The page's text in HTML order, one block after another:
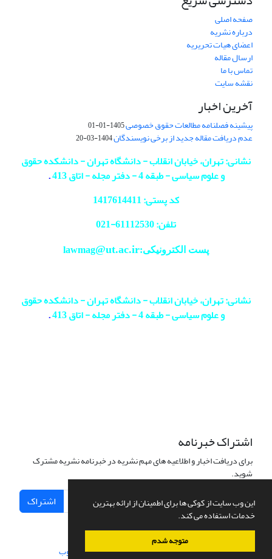
این وب سایت از کوکی ها برای اطمینان از ارائه بهترین
خدمات استفاده می کند.
متوجه شدم
صفحه اصلی
درباره نشریه
اعضای هیات تحریریه
ارسال مقاله
تماس با ما
نقشه سایت
آخرین اخبار
پیشینه فصلنامه مطالعات حقوق خصوصی1405-01-01
عدم دریافت مقاله جدید از برخی نویسندگان1404-03-20
نشانی: تهران، خیابان انقلاب - دانشگاه تهران - دانشکده حقوق
و علوم سیاسی - طبقه 4 - دفتر مجله - اتاق 413
.
کد پستی: 1417614411
تلفن: 61112530-
021
پست الکترونیکی:lawmag@ut.ac.ir
نشانی: تهران، خیابان انقلاب - دانشگاه تهران - دانشکده حقوق
و علوم سیاسی - طبقه 4 - دفتر مجله - اتاق 413
.
اشتراک خبرنامه
برای دریافت اخبار و اطلاعیه های مهم نشریه در خبرنامه نشریه مشترک
شوید.
اشتراک
سامانه مدیریت نشریات علمی.طراحی و پیاده سازی از سیناوب